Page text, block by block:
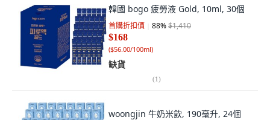
韓國 bogo 疲勞液 Gold, 10ml, 30個
首購折扣價 88%$1,410
$168
($56.00/100ml)
缺貨
(1)
woongjin 牛奶米飲, 190毫升, 24個